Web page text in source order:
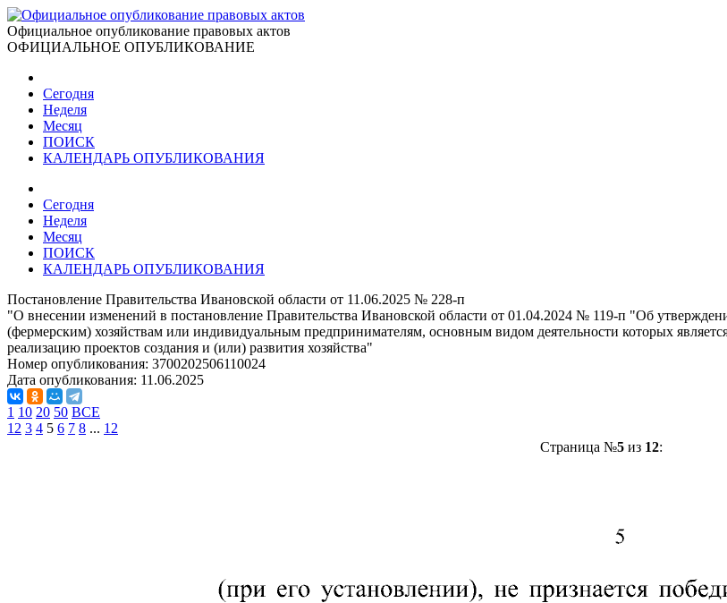
Официальное опубликование правовых актов
ОФИЦИАЛЬНОЕ ОПУБЛИКОВАНИЕ
Сегодня
Неделя
Месяц
ПОИСК
КАЛЕНДАРЬ ОПУБЛИКОВАНИЯ
Сегодня
Неделя
Месяц
ПОИСК
КАЛЕНДАРЬ ОПУБЛИКОВАНИЯ
Постановление Правительства Ивановской области от 11.06.2025 № 228-п
"О внесении изменений в постановление Правительства Ивановской области от 01.04.2024 № 119-п "Об
(фермерским) хозяйствам или индивидуальным предпринимателям, основным видом деятельности которых
реализацию проектов создания и (или) развития хозяйства"
Номер опубликования: 3700202506110024
Дата опубликования: 11.06.2025
1 10 20 50 ВСЕ
1 2 3 4 5 6 7 8 ... 12
Страница №5из 12: